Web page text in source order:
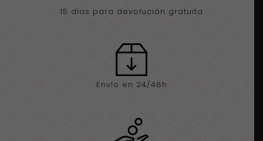
15 días para devolución gratuita
Envío en 24/48h